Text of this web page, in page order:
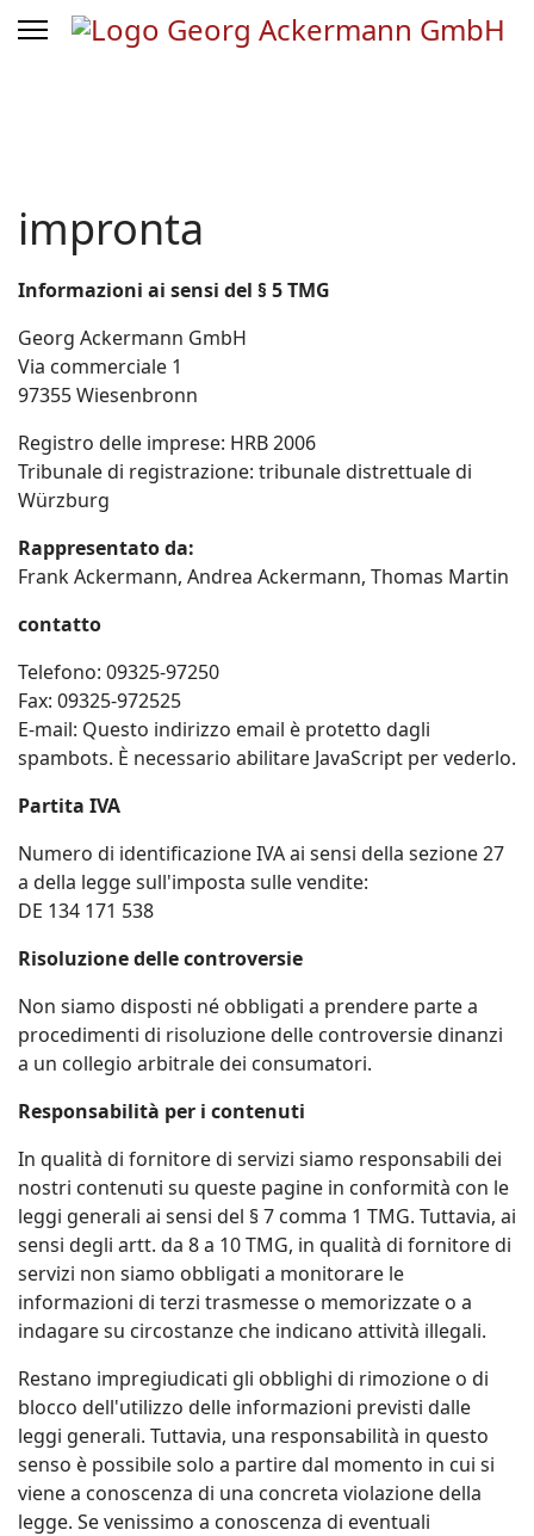
impronta
Informazioni ai sensi del § 5 TMG
Georg Ackermann GmbH
Via commerciale 1
97355 Wiesenbronn
Registro delle imprese: HRB 2006
Tribunale di registrazione: tribunale distrettuale di
Würzburg
Rappresentato da:
Frank Ackermann, Andrea Ackermann, Thomas Martin
contatto
Telefono: 09325-97250
Fax: 09325-972525
E-mail: Questo indirizzo email è protetto dagli
spambots. È necessario abilitare JavaScript per vederlo.
Partita IVA
Numero di identificazione IVA ai sensi della sezione 27
a della legge sull'imposta sulle vendite:
DE 134 171 538
Risoluzione delle controversie
Non siamo disposti né obbligati a prendere parte a
procedimenti di risoluzione delle controversie dinanzi
a un collegio arbitrale dei consumatori.
Responsabilità per i contenuti
In qualità di fornitore di servizi siamo responsabili dei
nostri contenuti su queste pagine in conformità con le
leggi generali ai sensi del § 7 comma 1 TMG. Tuttavia, ai
sensi degli artt. da 8 a 10 TMG, in qualità di fornitore di
servizi non siamo obbligati a monitorare le
informazioni di terzi trasmesse o memorizzate o a
indagare su circostanze che indicano attività illegali.
Restano impregiudicati gli obblighi di rimozione o di
blocco dell'utilizzo delle informazioni previsti dalle
leggi generali. Tuttavia, una responsabilità in questo
senso è possibile solo a partire dal momento in cui si
viene a conoscenza di una concreta violazione della
legge. Se venissimo a conoscenza di eventuali